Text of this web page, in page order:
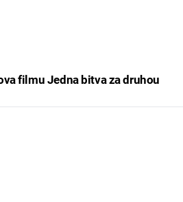
filmu Jedna bitva za druhou